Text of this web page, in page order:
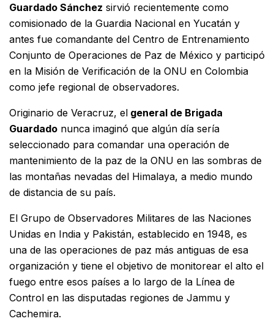
Guardado Sánchez sirvió recientemente como
comisionado de la Guardia Nacional en Yucatán y
antes fue comandante del Centro de Entrenamiento
Conjunto de Operaciones de Paz de México y participó
en la Misión de Verificación de la ONU en Colombia
como jefe regional de observadores.
Originario de Veracruz, el general de Brigada
Guardado nunca imaginó que algún día sería
seleccionado para comandar una operación de
mantenimiento de la paz de la ONU en las sombras de
las montañas nevadas del Himalaya, a medio mundo
de distancia de su país.
El Grupo de Observadores Militares de las Naciones
Unidas en India y Pakistán, establecido en 1948, es
una de las operaciones de paz más antiguas de esa
organización y tiene el objetivo de monitorear el alto el
fuego entre esos países a lo largo de la Línea de
Control en las disputadas regiones de Jammu y
Cachemira.